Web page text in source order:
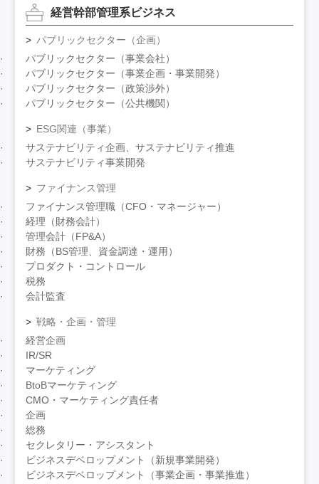
経営幹部管理系ビジネス
パブリックセクター（企画）
パブリックセクター（事業会社）
パブリックセクター（事業企画・事業開発）
パブリックセクター（政策渉外）
パブリックセクター（公共機関）
ESG関連（事業）
サステナビリティ企画、サステナビリティ推進
サステナビリティ事業開発
ファイナンス管理
ファイナンス管理職（CFO・マネージャー）
経理（財務会計）
管理会計（FP&A）
財務（BS管理、資金調達・運用）
プロダクト・コントロール
税務
会計監査
戦略・企画・管理
経営企画
IR/SR
マーケティング
BtoBマーケティング
CMO・マーケティング責任者
企画
総務
セクレタリー・アシスタント
ビジネスデベロップメント（新規事業開発）
ビジネスデベロップメント（事業企画・事業推進）